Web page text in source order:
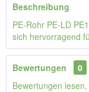
Beschreibung
PE-Rohr PE-LD
sich hervorragend
Bewertungen
0
Bewertungen